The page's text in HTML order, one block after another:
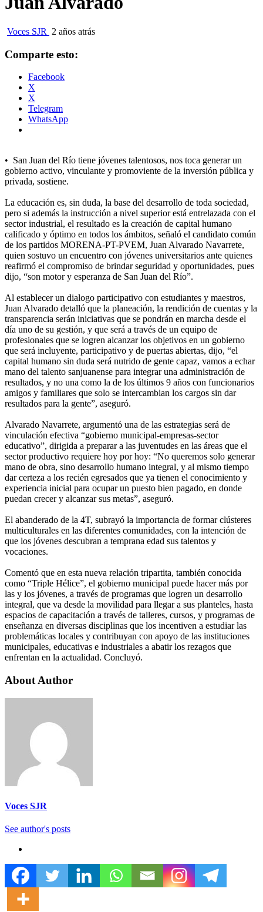
Voces SJR 2 años atrás
Comparte esto:
Facebook
X
X
Telegram
WhatsApp
•⁠ ⁠San Juan del Río tiene jóvenes talentosos, nos toca generar un
gobierno activo, vinculante y promoviente de la inversión pública y
privada, sostiene.
La educación es, sin duda, la base del desarrollo de toda sociedad,
pero si además la instrucción a nivel superior está entrelazada con el
sector industrial, el resultado es la creación de capital humano
calificado y óptimo en todos los ámbitos, señaló el candidato común
de los partidos MORENA-PT-PVEM, Juan Alvarado Navarrete,
quien sostuvo un encuentro con jóvenes universitarios ante quienes
reafirmó el compromiso de brindar seguridad y oportunidades, pues
dijo, “son motor y esperanza de San Juan del Río”.
Al establecer un dialogo participativo con estudiantes y maestros,
Juan Alvarado detalló que la planeación, la rendición de cuentas y la
transparencia serán iniciativas que se pondrán en marcha desde el
día uno de su gestión, y que será a través de un equipo de
profesionales que se logren alcanzar los objetivos en un gobierno
que será incluyente, participativo y de puertas abiertas, dijo, “el
capital humano sin duda será nutrido de gente capaz, vamos a echar
mano del talento sanjuanense para integrar una administración de
resultados, y no una como la de los últimos 9 años con funcionarios
amigos y familiares que solo se intercambian los cargos sin dar
resultados para la gente”, aseguró.
Alvarado Navarrete, argumentó una de las estrategias será de
vinculación efectiva “gobierno municipal-empresas-sector
educativo”, dirigida a preparar a las juventudes en las áreas que el
sector productivo requiere hoy por hoy: “No queremos solo generar
mano de obra, sino desarrollo humano integral, y al mismo tiempo
dar certeza a los recién egresados que ya tienen el conocimiento y
experiencia inicial para ocupar un puesto bien pagado, en donde
puedan crecer y alcanzar sus metas”, aseguró.
El abanderado de la 4T, subrayó la importancia de formar clústeres
multiculturales en las diferentes comunidades, con la intención de
que los jóvenes descubran a temprana edad sus talentos y
vocaciones.
Comentó que en esta nueva relación tripartita, también conocida
como “Triple Hélice”, el gobierno municipal puede hacer más por
las y los jóvenes, a través de programas que logren un desarrollo
integral, que va desde la movilidad para llegar a sus planteles, hasta
espacios de capacitación a través de talleres, cursos, y programas de
enseñanza en diversas disciplinas que los incentiven a estudiar las
problemáticas locales y contribuyan con apoyo de las instituciones
municipales, educativas e industriales a abatir los rezagos que
enfrentan en la actualidad. Concluyó.
About Author
Voces SJR
See author's posts